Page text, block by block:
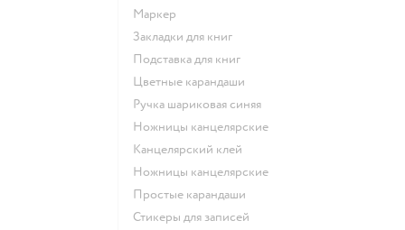
Маркер
Закладки для книг
Подставка для книг
Цветные карандаши
Ручка шариковая синяя
Ножницы канцелярские
Канцелярский клей
Ножницы канцелярские
Простые карандаши
Стикеры для записей